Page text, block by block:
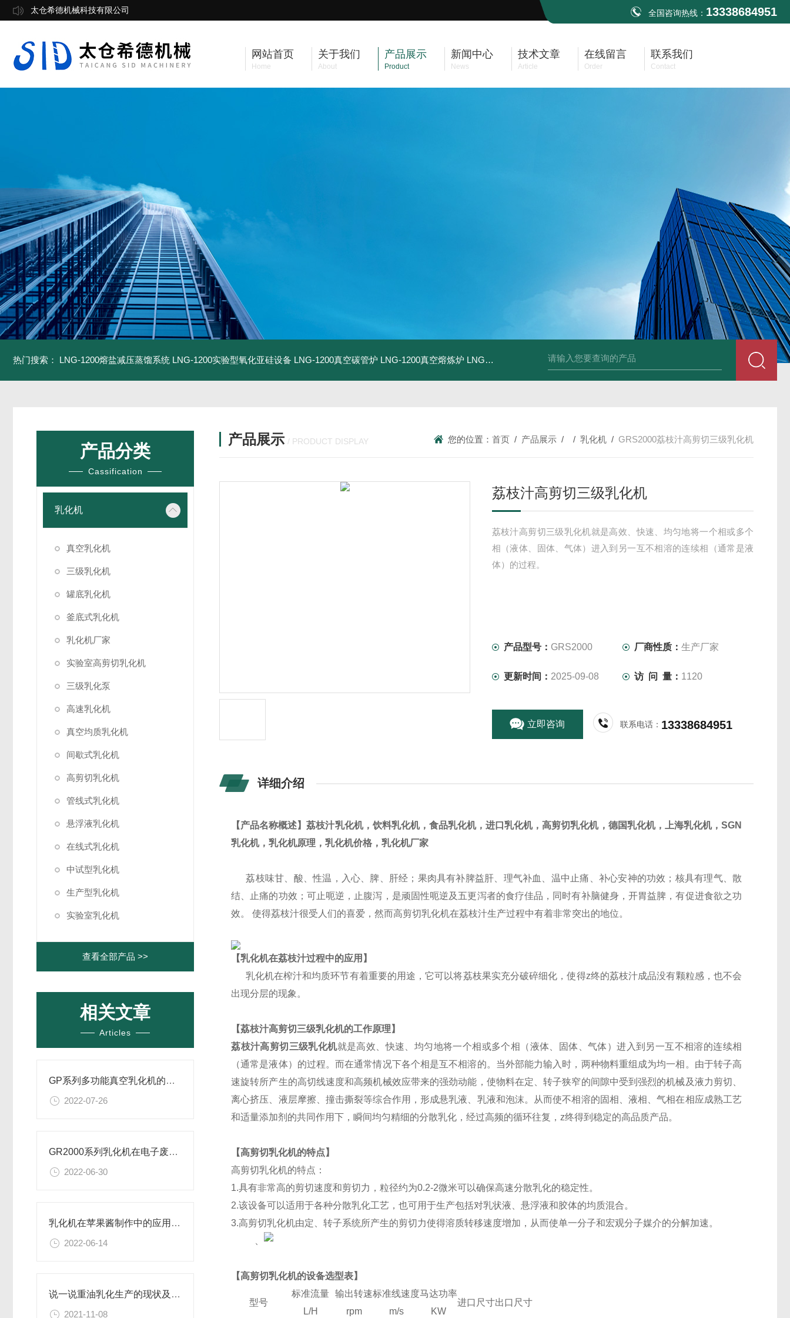
太仓希德机械科技有限公司 全国咨询热线： 13338684951
网站首页
Home
关于我们
About
产品展示
Product
新闻中心
News
技术文章
Article
在线留言
Order
联系我们
Contact
热门搜索： LNG-1200熔盐减压蒸馏系统 LNG-1200实验型氧化亚硅设备 LNG-1200真空碳管炉 LNG-1200真空熔炼炉 LNG-1200真空热压炉 LNG-1200真空钨丝炉 LNHZ-1200
产品分类
Cassification
乳化机
真空乳化机
三级乳化机
罐底乳化机
釜底式乳化机
乳化机厂家
实验室高剪切乳化机
三级乳化泵
高速乳化机
真空均质乳化机
间歇式乳化机
高剪切乳化机
管线式乳化机
悬浮液乳化机
在线式乳化机
中试型乳化机
生产型乳化机
实验室乳化机
查看全部产品 >>
相关文章
Articles
GP系列多功能真空乳化机的工作原理，你真的了解吗？
2022-07-26
GR2000系列乳化机在电子废料处理中的作用
2022-06-30
乳化机在苹果酱制作中的应用解析
2022-06-14
说一说重油乳化生产的现状及重油乳化机的相关介绍
2021-11-08
产品展示 / PRODUCT DISPLAY 您的位置： 首页 / 产品展示 / / 乳化机 / GRS2000荔枝汁高剪切三级乳化机
荔枝汁高剪切三级乳化机
荔枝汁高剪切三级乳化机就是高效、快速、均匀地将一个相或多个
相（液体、固体、气体）进入到另一互不相溶的连续相（通常是液
体）的过程。
产品型号： GRS2000 厂商性质：生产厂家
更新时间： 2025-09-08 访 问 量： 1120
立即咨询 联系电话： 13338684951
详细介绍
【产品名称概述】荔枝汁乳化机，饮料乳化机，食品乳化机，进口乳化机，高剪切乳化机，德国乳化机，上海乳化机，SGN
乳化机，乳化机原理，乳化机价格，乳化机厂家
荔枝味甘、酸、性温，入心、脾、肝经；果肉具有补脾益肝、理气补血、温中止痛、补心安神的功效；核具有理气、散
结、止痛的功效；可止呃逆，止腹泻，是顽固性呃逆及五更泻者的食疗佳品，同时有补脑健身，开胃益脾，有促进食欲之功
效。
使得荔枝汁很受人们的喜爱，然而高剪切乳化机在荔枝汁生产过程中有着非常突出的地位。
【乳化机在荔枝汁过程中的应用】
乳化机在榨汁和均质环节有着重要的用途，它可以将荔枝果实充分破碎细化，使得z终的荔枝汁成品没有颗粒感，也不会
出现分层的现象。
【荔枝汁高剪切三级乳化机的工作原理】
荔枝汁高剪切三级乳化机就是高效、快速、均匀地将一个相或多个相（液体、固体、气体）进入到另一互不相溶的连续相
（通常是液体）的过程。而在通常情况下各个相是互不相溶的。当外部能力输入时，两种物料重组成为均一相。由于转子高
速旋转所产生的高切线速度和高频机械效应带来的强劲动能，使物料在定、转子狭窄的间隙中受到强烈的机械及液力剪切、
离心挤压、液层摩擦、撞击撕裂等综合作用，形成悬乳液、乳液和泡沫。从而使不相溶的固相、液相、气相在相应成熟工艺
和适量添加剂的共同作用下，瞬间均匀精细的分散乳化，经过高频的循环往复，z终得到稳定的高品质产品。
【高剪切乳化机的特点】
高剪切乳化机的特点：
1.具有非常高的剪切速度和剪切力，粒径约为0.2-2微米可以确保高速分散乳化的稳定性。
2.该设备可以适用于各种分散乳化工艺，也可用于生产包括对乳状液、悬浮液和胶体的均质混合。
3.高剪切乳化机由定、转子系统所产生的剪切力使得溶质转移速度增加，从而使单一分子和宏观分子媒介的分解加速。
、
【高剪切乳化机的设备选型表】
型号
标准流量
L/H
输出转速
rpm
标准线速度
m/s
马达功率
KW
进口尺寸出口尺寸